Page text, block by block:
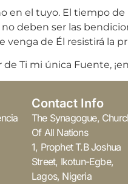
en el tuyo. El tiempo
deben ser las
venga de Él resistirá la
Ti mi única Fuente,
Contact Info
The Synagogue,
Of All Nations
1, Prophet T.B Joshua
Street, Ikotun-Egbe,
Lagos, Nigeria